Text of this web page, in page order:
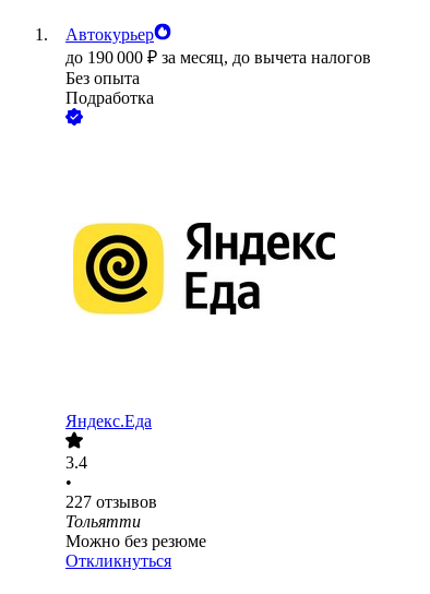
Автокурьер
до 190 000 ₽ за месяц, до вычета налогов
Без опыта
Подработка
Яндекс.Еда
3.4
•
227 отзывов
Тольятти
Можно без резюме
Откликнуться